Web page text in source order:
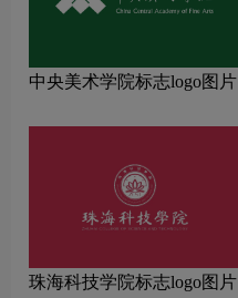
中央美术学院标志logo图片
珠海科技学院标志logo图片